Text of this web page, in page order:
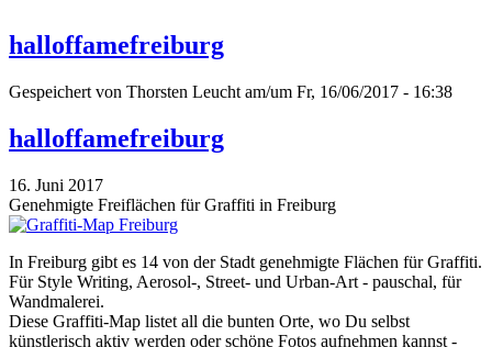
halloffamefreiburg
Gespeichert von Thorsten Leucht am/um Fr, 16/06/2017 - 16:38
halloffamefreiburg
16. Juni 2017
Genehmigte Freiflächen für Graffiti in Freiburg
In Freiburg gibt es 14 von der Stadt genehmigte Flächen für Graffiti.
Für Style Writing, Aerosol-, Street- und Urban-Art - pauschal, für
Wandmalerei.
Diese Graffiti-Map listet all die bunten Orte, wo Du selbst
künstlerisch aktiv werden oder schöne Fotos aufnehmen kannst -